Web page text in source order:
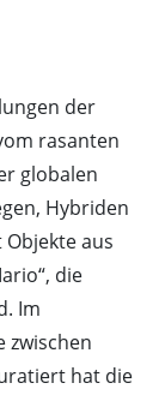
der
rasanten
globalen
Hybriden
Objekte aus
die
Im
zwischen
hat die